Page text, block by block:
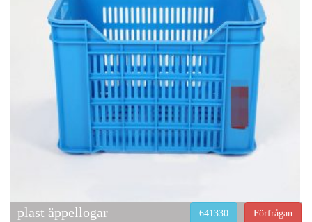
plast äppellogar Förfrågan
641330